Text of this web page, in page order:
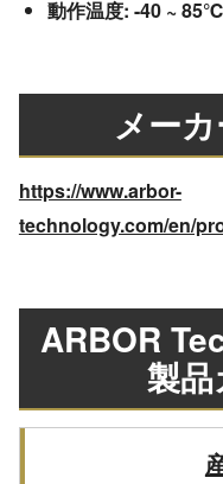
動作温度: -40 ~ 85℃
メー
https://www.arbor-
technology.com/en/
ARBOR
製